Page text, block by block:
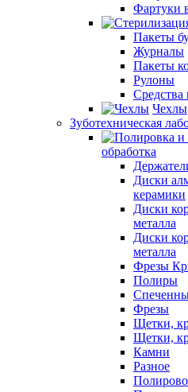
Фартуки
Пакеты
Журналы
Пакеты
Рулоны
Средства
Чехлы
Зуботехническая
обработка
Диски
керамики
Диски
металла
Диски
металла
Фрезы
Полиры
Фрезы
Щетки,
Щетки,
Камни
Разное